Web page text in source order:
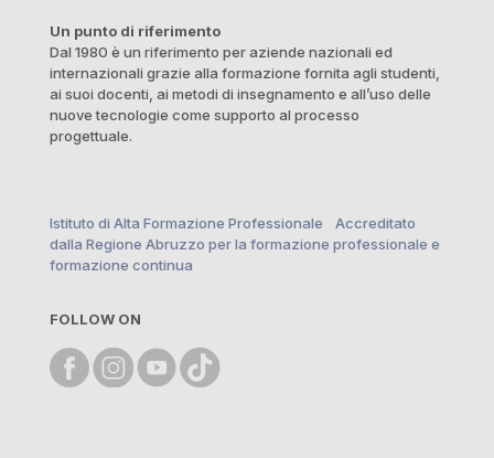
Un punto di riferimento
Dal 1980 è un riferimento per aziende nazionali ed
internazionali grazie alla formazione fornita agli studenti,
ai suoi docenti, ai metodi di insegnamento e all’uso delle
nuove tecnologie come supporto al processo
progettuale.
Istituto di Alta Formazione Professionale Accreditato
dalla Regione Abruzzo per la formazione professionale e
formazione continua
FOLLOW ON